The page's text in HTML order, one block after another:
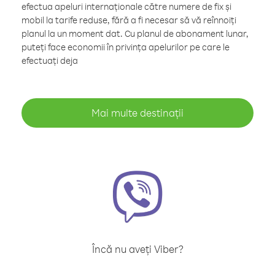
efectua apeluri internaționale către numere de fix și
mobil la tarife reduse, fără a fi necesar să vă reînnoiți
planul la un moment dat. Cu planul de abonament lunar,
puteți face economii în privința apelurilor pe care le
efectuați deja
Mai multe destinații
Încă nu aveți Viber?